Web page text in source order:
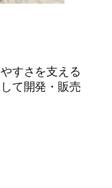
すさを支える
て開発・販売